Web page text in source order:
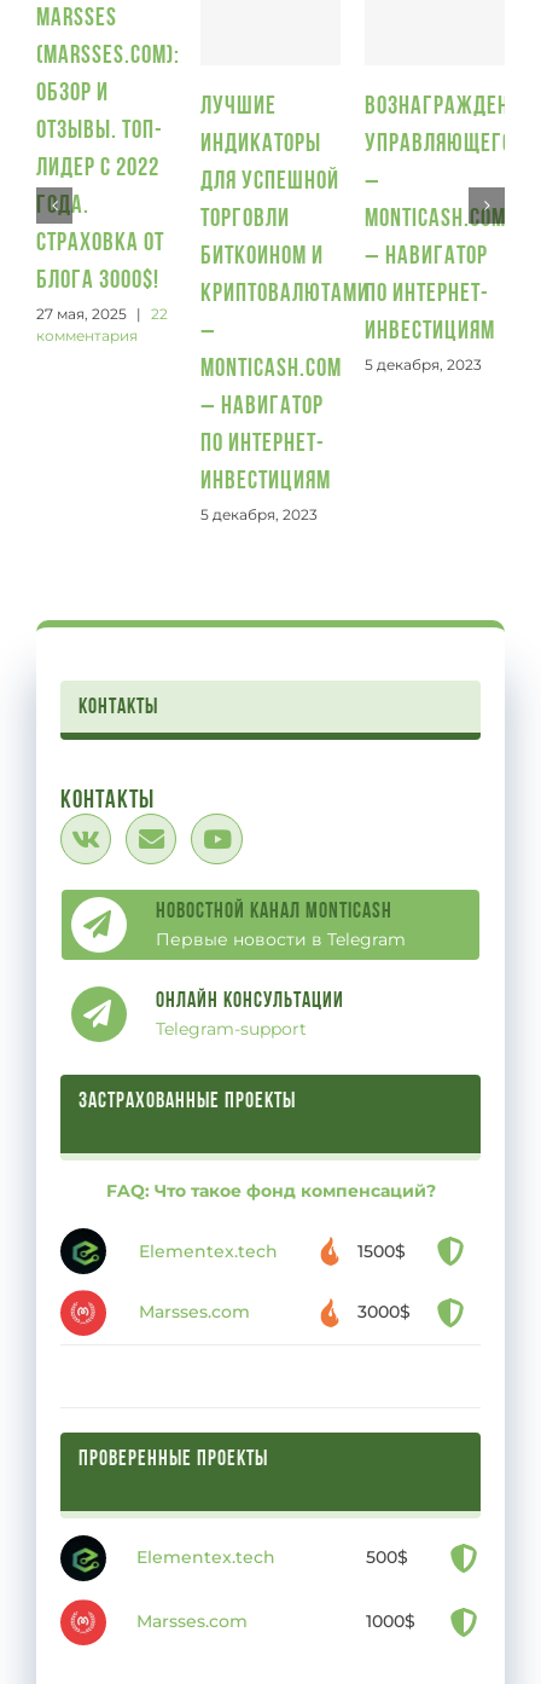
Marsses
(Marsses.com):
обзор и
отзывы. Топ-
лидер с 2022
года.
Страховка от
блога 3000$!
27 мая, 2025 | 22
комментария
Лучшие
индикаторы
для успешной
торговли
биткоином и
криптовалютами
–
Monticash.com
– Навигатор
по интернет-
инвестициям
5 декабря, 2023
Вознаграждение
управляющего
–
Monticash.com
– Навигатор
по интернет-
инвестициям
5 декабря, 2023
контакты
Контакты
Новостной канал Monticash
Первые новости в Telegram
Онлайн Консультации
Telegram-support
ЗАСТРАХОВАННЫЕ ПРОЕКТЫ
FAQ: Что такое фонд компенсаций?
Elementex.tech 1500$
Marsses.com 3000$
ПРОВЕРЕННЫЕ ПРОЕКТЫ
Elementex.tech 500$
Marsses.com 1000$